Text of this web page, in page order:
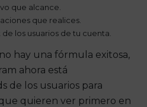
que alcance.
que realices.
los usuarios de tu cuenta.
hay una fórmula exitosa,
ahora está
de los usuarios para
quieren ver primero en